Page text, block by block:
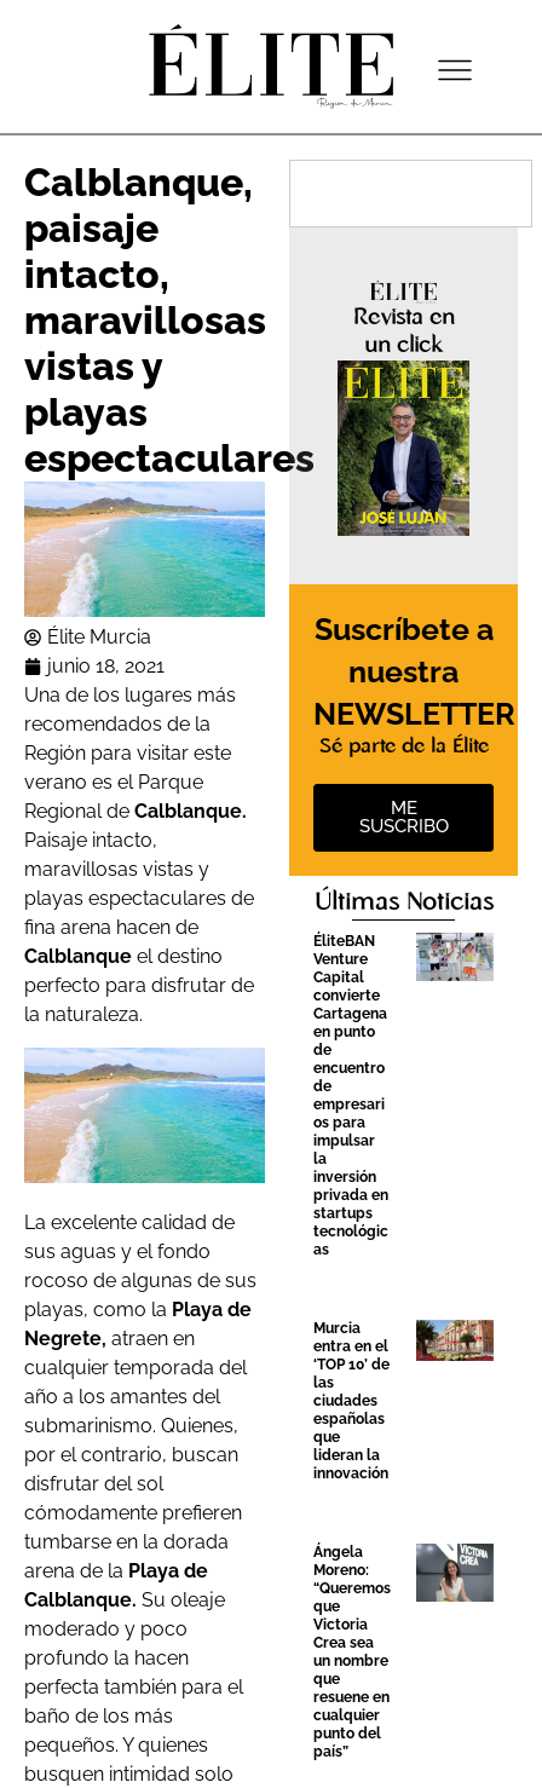
Calblanque,
paisaje
intacto,
maravillosas
vistas y
playas
espectaculares
Élite Murcia
junio 18, 2021
Una de los lugares más
recomendados de la
Región para visitar este
verano es el Parque
Regional de Calblanque.
Paisaje intacto,
maravillosas vistas y
playas espectaculares de
fina arena hacen de
Calblanque el destino
perfecto para disfrutar de
la naturaleza.
La excelente calidad de
sus aguas y el fondo
rocoso de algunas de sus
playas, como la Playa de
Negrete, atraen en
cualquier temporada del
año a los amantes del
submarinismo. Quienes,
por el contrario, buscan
disfrutar del sol
cómodamente prefieren
tumbarse en la dorada
arena de la Playa de
Calblanque. Su oleaje
moderado y poco
profundo la hacen
perfecta también para el
baño de los más
pequeños. Y quienes
busquen intimidad solo
Revista en
un click
Suscríbete a
nuestra
NEWSLETTER
Sé parte de la Élite
ME
SUSCRIBO
Últimas Noticias
ÉliteBAN
Venture
Capital
convierte
Cartagena
en punto
de
encuentro
de
empresari
os para
impulsar
la
inversión
privada en
startups
tecnológic
as
Murcia
entra en el
‘TOP 10’ de
las
ciudades
españolas
que
lideran la
innovación
Ángela
Moreno:
“Queremos
que
Victoria
Crea sea
un nombre
que
resuene en
cualquier
punto del
país”